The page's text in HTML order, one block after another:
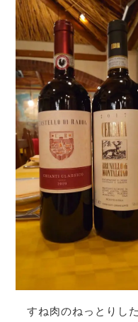
すね肉のねっとりし